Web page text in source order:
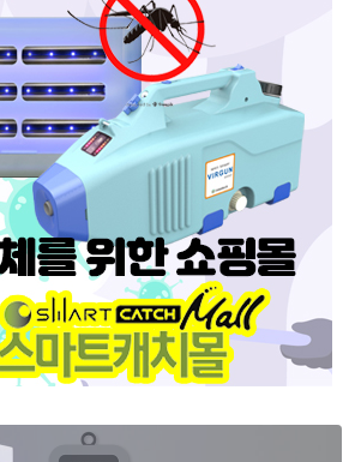
스마트키퍼 UV LED 고급형